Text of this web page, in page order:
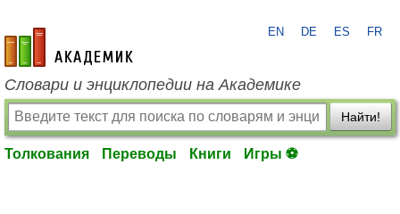
academic.ru
EN DE ES FR
Словари и энциклопедии на Академике
Найти!
Толкования Переводы Книги Игры ⚽